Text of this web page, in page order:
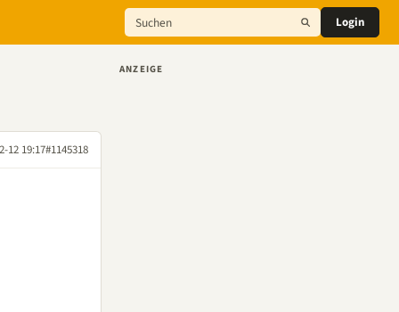
Login
12 19:17#1145318
ANZEIGE